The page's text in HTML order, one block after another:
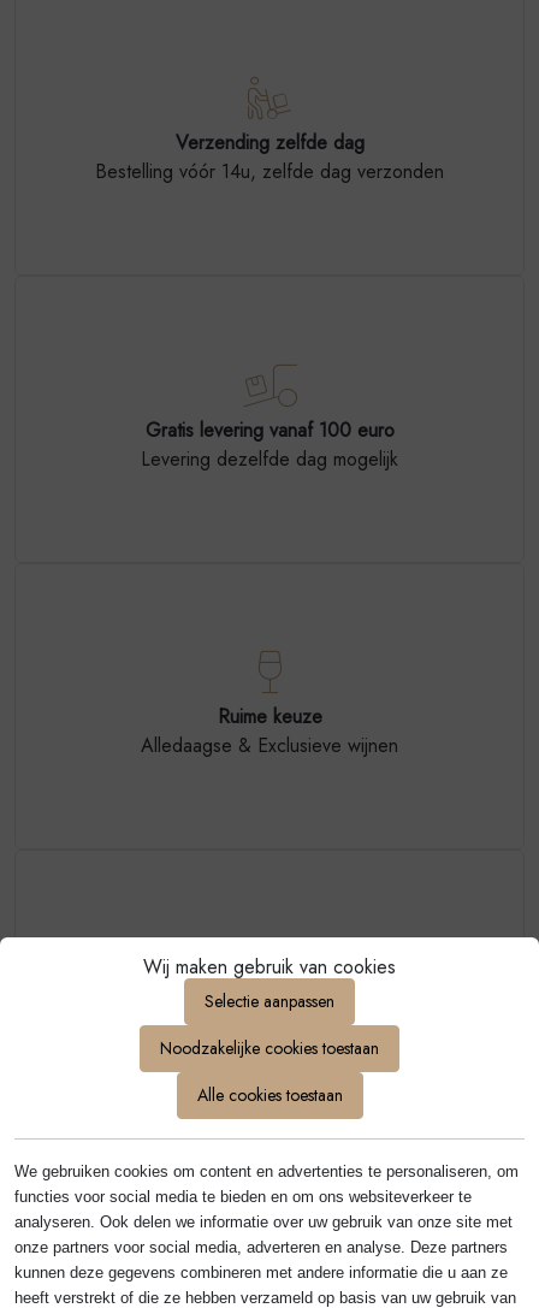
Ben je ouder
dan 18?
Ja Nee
Verzending zelfde dag
Bestelling vóór 14u, zelfde dag verzonden
Gratis levering vanaf 100 euro
Levering dezelfde dag mogelijk
Ruime keuze
Alledaagse & Exclusieve wijnen
Aanbiedingen
Elke maand een nieuwe wijn in aanbieding
Meer van Vietti
Wij maken gebruik van cookies
Selectie aanpassen
Noodzakelijke cookies toestaan
Alle cookies toestaan
We gebruiken cookies om content en advertenties te personaliseren, om
functies voor social media te bieden en om ons websiteverkeer te
analyseren. Ook delen we informatie over uw gebruik van onze site met
onze partners voor social media, adverteren en analyse. Deze partners
kunnen deze gegevens combineren met andere informatie die u aan ze
heeft verstrekt of die ze hebben verzameld op basis van uw gebruik van